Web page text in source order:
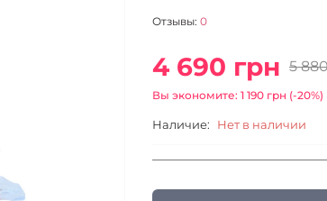
Отзывы: 0
4 690 грн 5
Вы экономите: 1 190 грн (-20%)
Наличие: Нет в наличии